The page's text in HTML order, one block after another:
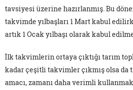
tavsiyesi üzerine hazırlanmış. Bu
takvimde yılbaşları 1 Mart kabul
artık 1 Ocak yılbaşı olarak kabul
İlk takvimlerin ortaya çıktığı tarım
kadar çeşitli takvimler çıkmış olsa
amacı, zamanı daha verimli